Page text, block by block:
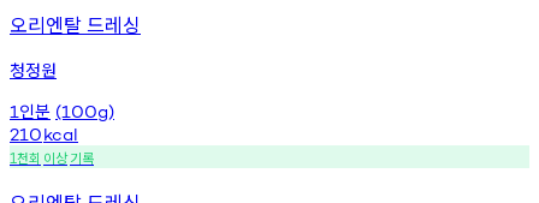
오리엔탈 드레싱
청정원
1 인분 (100g)
210kcal
1천회 이상기록